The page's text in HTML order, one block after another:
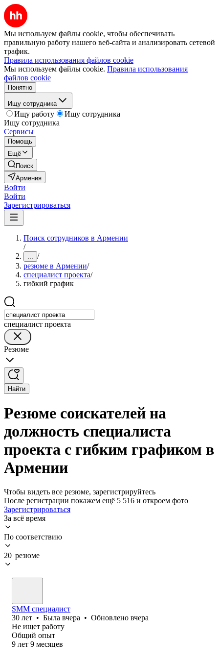
Мы используем файлы cookie, чтобы обеспечивать
правильную работу нашего веб-сайта и анализировать сетевой
трафик.
Правила использования файлов cookie
Мы используем файлы cookie. Правила использования
файлов cookie
Понятно
Ищу сотрудника
Ищу работу
Ищу сотрудника
Ищу сотрудника
Сервисы
Помощь
Ещё
Поиск
Армения
Войти
Войти
Зарегистрироваться
Поиск сотрудников в Армении
/
... /
резюме в Армении/
специалист проекта/
гибкий график
специалист проекта
Резюме
Найти
Резюме соискателей на
должность специалиста
проекта с гибким графиком в
Армении
Чтобы видеть все резюме, зарегистрируйтесь
После регистрации покажем ещё 5 516 и откроем фото
Зарегистрироваться
За всё время
По соответствию
20 резюме
SMM специалист
30 лет • Была вчера • Обновлено вчера
Не ищет работу
Общий опыт
9 лет 9 месяцев